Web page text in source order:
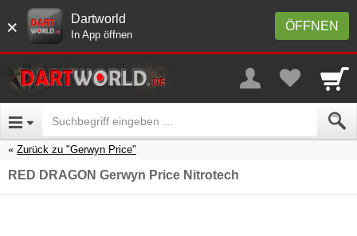
× ÖFFNEN
Dartworld
In App öffnen
Zurück zu "Gerwyn Price"
RED DRAGON Gerwyn Price Nitrotech